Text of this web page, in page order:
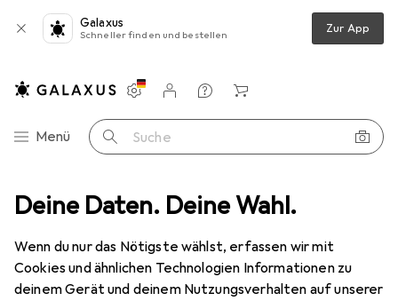
Deine Daten. Deine Wahl.
Wenn du nur das Nötigste wählst, erfassen wir mit
Cookies und ähnlichen Technologien Informationen zu
deinem Gerät und deinem Nutzungsverhalten auf unserer
Galaxus
Schneller finden und bestellen Zur App
Navigation nach Kategorien
Menü Suche
Einstellungen
Kundenkonto
Vergleichslisten
Merklisten
Warenkorb
Produktbewertungen Messen Temperatur ok und wird in der App...